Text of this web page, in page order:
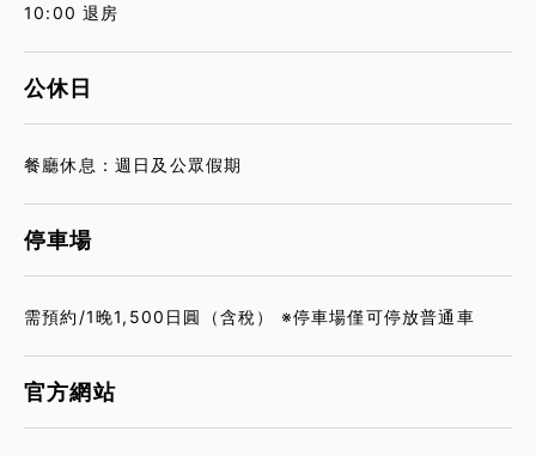
10:00 退房
公休日
餐廳休息：週日及公眾假期
停車場
需預約/1晚1,500日圓（含稅） ※停車場僅可停放普通車
官方網站